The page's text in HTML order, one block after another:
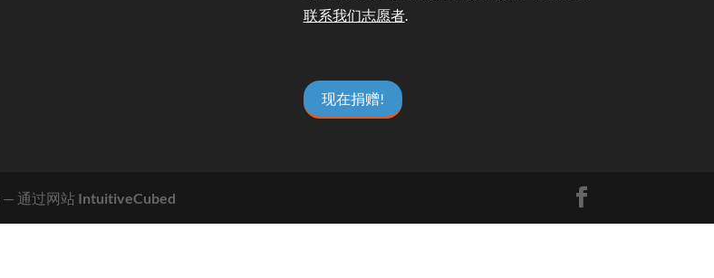
联系我们志愿者.
现在捐赠!
— 通过网站 IntuitiveCubed